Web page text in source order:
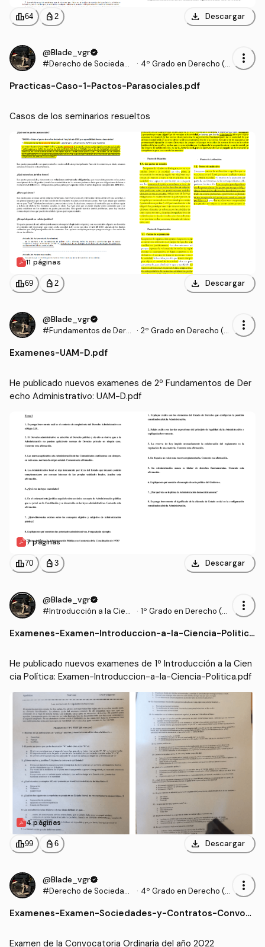
leaderboard64 personal_bag 2 download Descargar
@Blade_vgrverified
#Derecho de Sociedade
s
· 4º Grado en Derecho (U
more_vert
Practicas-Caso-1-Pactos-Parasociales.pdf
Casos de los seminarios resueltos
11 páginas
leaderboard69 personal_bag 2 download Descargar
@Blade_vgrverified
#Fundamentos de Dere
· 2º Grado en Derecho (U
more_vert
Examenes-UAM-D.pdf
He publicado nuevos examenes de 2º Fundamentos de Der
echo Administrativo: UAM-D.pdf
7 páginas
leaderboard70 personal_bag 3 download Descargar
@Blade_vgrverified
#Introducción a la Cien
· 1º Grado en Derecho (U
more_vert
Examenes-Examen-Introduccion-a-la-Ciencia-Politic
He publicado nuevos examenes de 1º Introducción a la Cien
cia Política: Examen-Introduccion-a-la-Ciencia-Politica.pdf
4 páginas
leaderboard99 personal_bag 6 download Descargar
@Blade_vgrverified
#Derecho de Sociedade
s
· 4º Grado en Derecho (U
more_vert
Examenes-Examen-Sociedades-y-Contratos-Convoc
Examen de la Convocatoria Ordinaria del año 2022